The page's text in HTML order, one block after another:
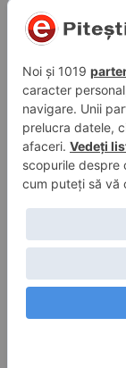
Accident
ani loviți de
Accident
de 9 ani și-